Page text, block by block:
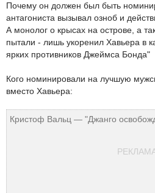
Почему он должен был быть
антагониста вызывал озноб и
А монолог о крысах на острове, а
пытали - лишь укоренил Хавьера в
ярких противников Джеймса Бонда"
Кого номинировали на лучшую
вместо Хавьера:
Кристоф Вальц — "Джанго